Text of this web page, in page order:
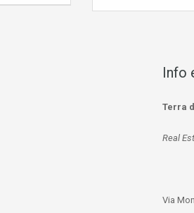
Info
Terra
Real
Via